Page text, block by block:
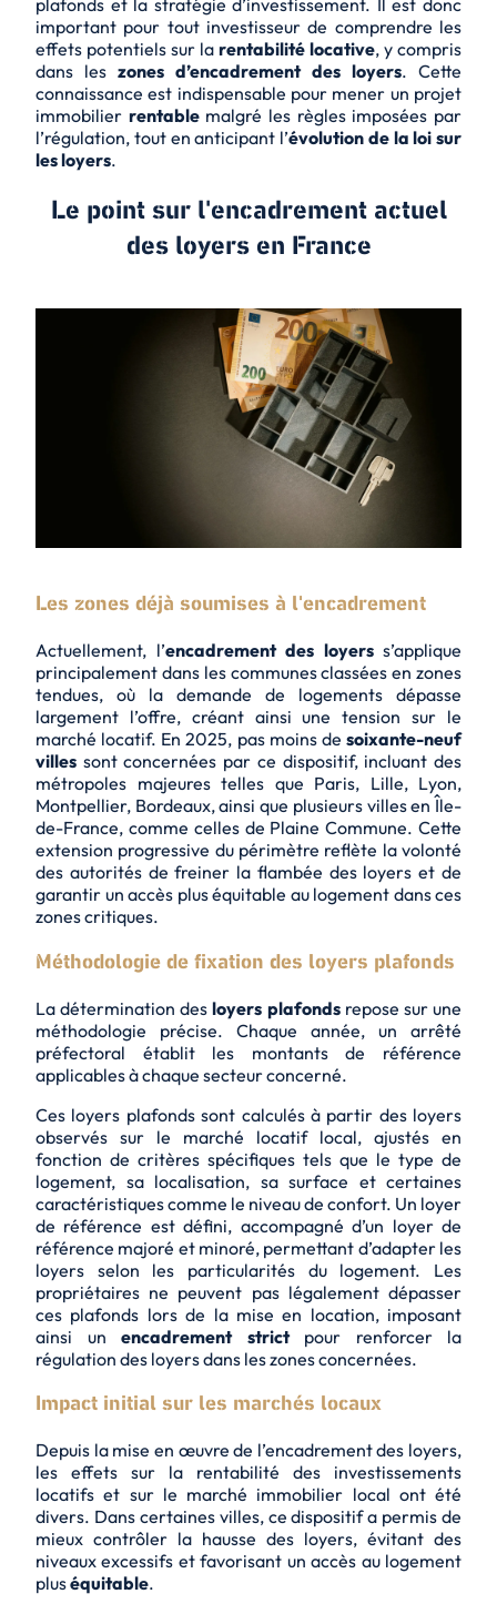
important pour tout investisseur de comprendre les
effets potentiels sur la rentabilité locative, y compris
dans les zones d’encadrement des loyers. Cette
connaissance est indispensable pour mener un projet
immobilier rentablemalgré les règles imposées par
l’régulation, tout en anticipant l’évolution de la loi sur
les loyers.
Le point sur l'encadrement actuel
des loyers en France
Les zones déjà soumises à l'encadrement
Actuellement, l’encadrement des loyerss’applique
principalement dans les communes classées en zones
tendues, où la demande de logements dépasse
largement l’offre, créant ainsi une tension sur le
marché locatif. En 2025, pas moins de soixante-neuf
villes sont concernées par ce dispositif, incluant des
métropoles majeures telles que Paris, Lille, Lyon,
Montpellier, Bordeaux, ainsi que plusieurs villes en Île-
de-France, comme celles de Plaine Commune. Cette
extension progressive du périmètre reflète la volonté
des autorités de freiner la flambée des loyers et de
garantir un accès plus équitable au logement dans ces
zones critiques.
Méthodologie de fixation des loyers plafonds
La détermination desloyers plafondsrepose sur une
méthodologie précise. Chaque année, un arrêté
préfectoral établit les montants de référence
applicables à chaque secteur concerné.
Ces loyers plafonds sont calculés à partir des loyers
observés sur le marché locatif local, ajustés en
fonction de critères spécifiques tels que le type de
logement, sa localisation, sa surface et certaines
caractéristiques comme le niveau de confort. Un loyer
de référence est défini, accompagné d’un loyer de
référence majoré et minoré, permettant d’adapter les
loyers selon les particularités du logement. Les
propriétaires ne peuvent pas légalement dépasser
ces plafonds lors de la mise en location, imposant
ainsi un encadrement strictpour renforcer la
régulation des loyers dans les zones concernées.
Impact initial sur les marchés locaux
Depuis la mise en œuvre de l’encadrement des loyers,
les effets sur la rentabilité des investissements
locatifs et sur le marché immobilier local ont été
divers. Dans certaines villes, ce dispositif a permis de
mieux contrôler la hausse des loyers, évitant des
niveaux excessifs et favorisant un accès au logement
pluséquitable.